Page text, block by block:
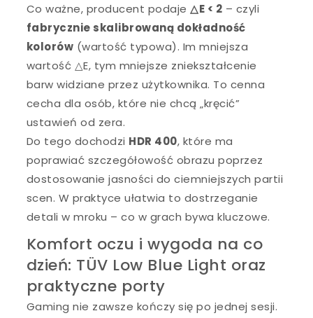
Co ważne, producent podaje △E < 2 – czyli
fabrycznie skalibrowaną dokładność
kolorów (wartość typowa). Im mniejsza
wartość △E, tym mniejsze zniekształcenie
barw widziane przez użytkownika. To cenna
cecha dla osób, które nie chcą „kręcić”
ustawień od zera.
Do tego dochodzi HDR 400, które ma
poprawiać szczegółowość obrazu poprzez
dostosowanie jasności do ciemniejszych partii
scen. W praktyce ułatwia to dostrzeganie
detali w mroku – co w grach bywa kluczowe.
Komfort oczu i wygoda na co
dzień: TÜV Low Blue Light oraz
praktyczne porty
Gaming nie zawsze kończy się po jednej sesji.